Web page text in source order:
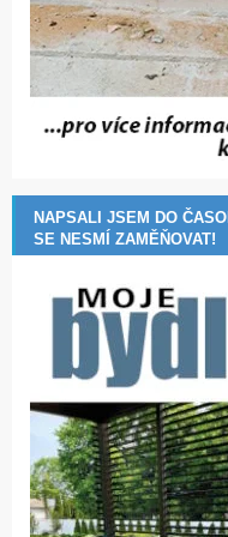
NAPSALI JSEM DO
SE NESMÍ ZAMĚŇOVAT!